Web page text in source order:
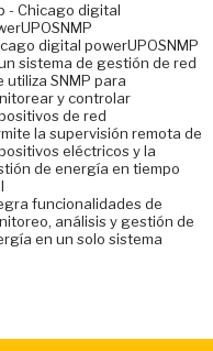
- Chicago digital
digital powerUPOSNMP
sistema de gestión de red
utiliza SNMP para
y controlar
de red
la supervisión remota de
eléctricos y la
de energía en tiempo
funcionalidades de
análisis y gestión de
en un solo sistema